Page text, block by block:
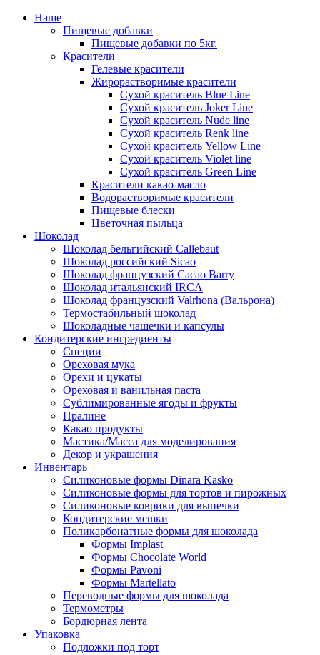
Наше
Пищевые добавки
Пищевые добавки по 5кг.
Красители
Гелевые красители
Жирорастворимые красители
Сухой краситель Blue Line
Сухой краситель Joker Line
Сухой краситель Nude line
Сухой краситель Renk line
Сухой краситель Yellow Line
Сухой краситель Violet line
Сухой краситель Green Line
Красители какао-масло
Водорастворимые красители
Пищевые блески
Цветочная пыльца
Шоколад
Шоколад бельгийский Callebaut
Шоколад российский Sicao
Шоколад французский Cacao Barry
Шоколад итальянский IRCA
Шоколад французский Valrhona (Вальрона)
Термостабильный шоколад
Шоколадные чашечки и капсулы
Кондитерские ингредиенты
Специи
Ореховая мука
Орехи и цукаты
Ореховая и ванильная паста
Сублимированные ягоды и фрукты
Пралине
Какао продукты
Мастика/Масса для моделирования
Декор и украшения
Инвентарь
Силиконовые формы Dinara Kasko
Силиконовые формы для тортов и пирожных
Силиконовые коврики для выпечки
Кондитерские мешки
Поликарбонатные формы для шоколада
Формы Implast
Формы Chocolate World
Формы Pavoni
Формы Martellato
Переводные формы для шоколада
Термометры
Бордюрная лента
Упаковка
Подложки под торт